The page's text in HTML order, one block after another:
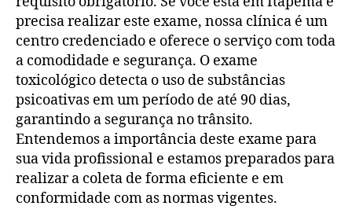
precisa realizar este exame, nossa clínica é um
centro credenciado e oferece o serviço com toda
a comodidade e segurança. O exame
toxicológico detecta o uso de substâncias
psicoativas em um período de até 90 dias,
garantindo a segurança no trânsito.
Entendemos a importância deste exame para
sua vida profissional e estamos preparados para
realizar a coleta de forma eficiente e em
conformidade com as normas vigentes.